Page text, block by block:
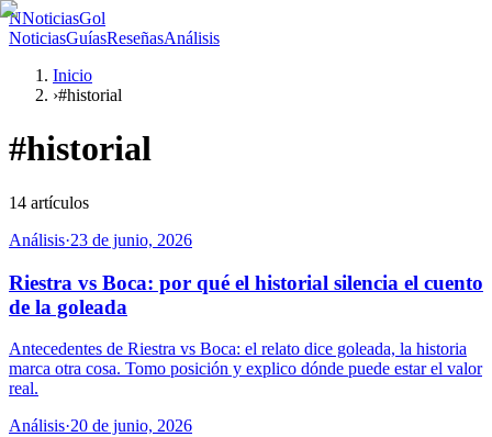
NNoticiasGol
NoticiasGuíasReseñasAnálisis
Inicio
›#historial
#historial
14 artículos
Análisis·23 de junio, 2026
Riestra vs Boca: por qué el historial silencia el cuento
de la goleada
Antecedentes de Riestra vs Boca: el relato dice goleada, la historia
marca otra cosa. Tomo posición y explico dónde puede estar el valor
real.
Análisis·20 de junio, 2026